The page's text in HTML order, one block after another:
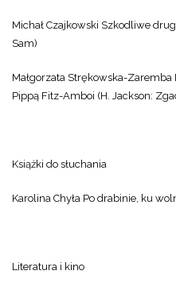
Michał Czajkowski Szkodliwe
Sam)
Małgorzata Strękowska-
Pippą Fitz-Amboi (H. Jackson:
Książki do słuchania
Karolina Chyła Po drabinie, ku
Literatura i kino